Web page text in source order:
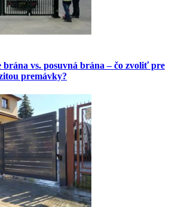
brána vs. posuvná brána – čo zvoliť pre
premávky?